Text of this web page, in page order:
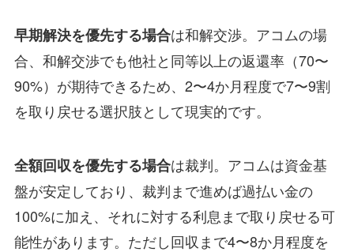
早期解決を優先する場合は和解交渉。アコムの場
合、和解交渉でも他社と同等以上の返還率（70〜
90%）が期待できるため、2〜4か月程度で7〜9割
を取り戻せる選択肢として現実的です。
全額回収を優先する場合は裁判。アコムは資金基
盤が安定しており、裁判まで進めば過払い金の
100%に加え、それに対する利息まで取り戻せる可
能性があります。ただし回収まで4〜8か月程度を